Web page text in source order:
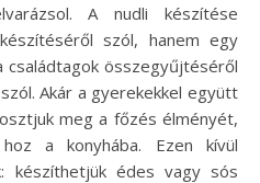
A nudli készítése
szól, hanem egy
családtagok összegyűjtéséről
Akár a gyerekekkel együtt
meg a főzés élményét,
a konyhába. Ezen kívül
készíthetjük édes vagy sós